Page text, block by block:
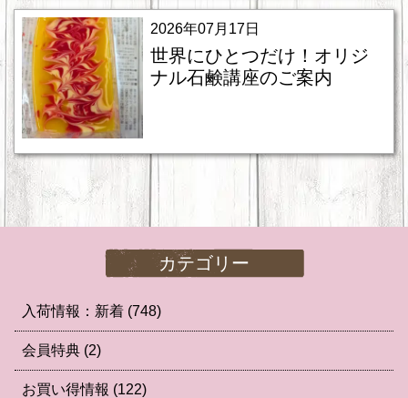
2026年07月17日
世界にひとつだけ！オリジ
ナル石鹸講座のご案内
カテゴリー
入荷情報：新着 (748)
会員特典 (2)
お買い得情報 (122)